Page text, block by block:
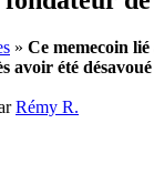
» Ce memecoin
avoir été
Rémy R.